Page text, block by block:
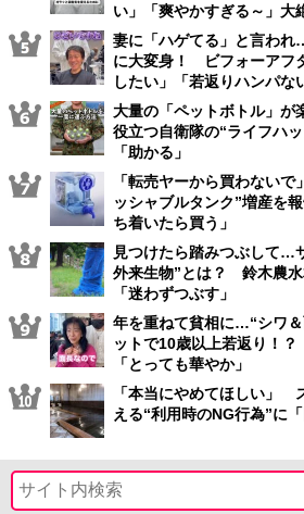
い」「爽やかすぎる～」大
妻に「ハゲてる」と言わ
に大変身！ ビフォーアフ
したい」「若返りハンパな
大量の「ペットボトル」
役立つ自衛隊の“ライフハ
「助かる」
「転売ヤーから買わない
ッシャブルタンク”増産を
ち着いたら買う」
見つけたら踏みつぶして…
外来生物”とは？ 鈴木農水
「迷わずつぶす」
年を重ねて貧相に…“シワ
ットで10歳以上若返り！？
「とっても華やか」
「本当にやめてほしい」
える“利用時のNG行為”に